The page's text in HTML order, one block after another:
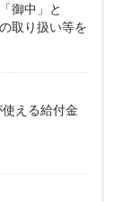
御中」と
取り扱い等を
使える給付金